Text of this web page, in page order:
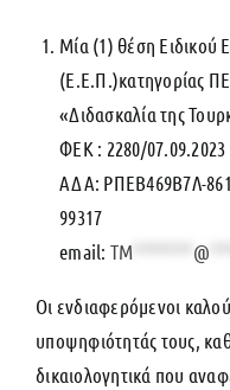
Μία (1) θέση Ειδικού
(Ε.Ε.Π.)κατηγορίας ΠΕ
«Διδασκαλία της
ΦΕΚ : 2280/07.09.2023
ΑΔΑ: ΡΠΕΒ469Β7Λ-
99317
email: TM @
Οι ενδιαφερόμενοι
υποψηφιότητάς τους,
δικαιολογητικά που